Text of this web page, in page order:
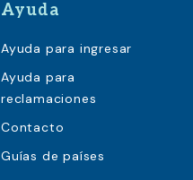
Ayuda
Ayuda para ingresar
Ayuda para
reclamaciones
Contacto
Guías de países